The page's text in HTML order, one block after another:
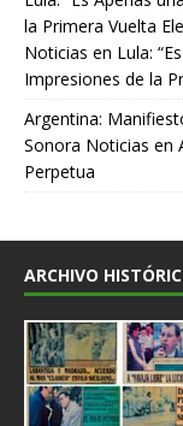
la Primera Vuelta
Noticias en Lula:
Impresiones de la
Argentina:
Sonora Noticias en
Perpetua
ARCHIVO